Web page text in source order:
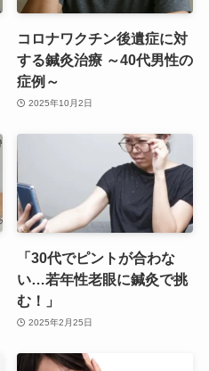
コロナワクチン後遺症に対
する鍼灸治療 ～40代男性の
症例～
2025年10月2日
「30代でピントが合わな
い…若年性老眼に鍼灸で挑
む！」
2025年2月25日